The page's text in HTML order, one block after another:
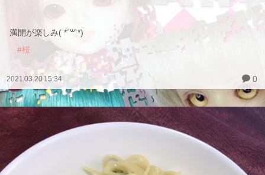
満開が楽しみ(​ *´꒳`*​)
#桜
2021.03.20 15:34 0